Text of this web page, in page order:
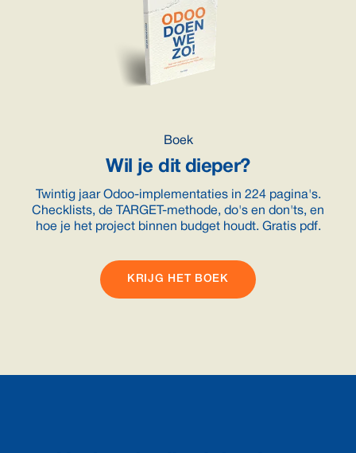
Boek
Wil je dit dieper?
Twintig jaar Odoo-implementaties in 224 pagina's.
Checklists, de TARGET-methode, do's en don'ts, en
hoe je het project binnen budget houdt. Gratis pdf.
KRIJG HET BOEK